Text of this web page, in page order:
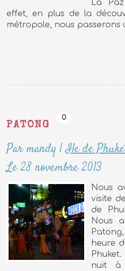
La
effet, en plus de la
métropole, nous passerons
PATONG
0
Par mandy |Ile de
Le 28 novembre 2013
Nous
visite
de
Nous
heure
nuit à